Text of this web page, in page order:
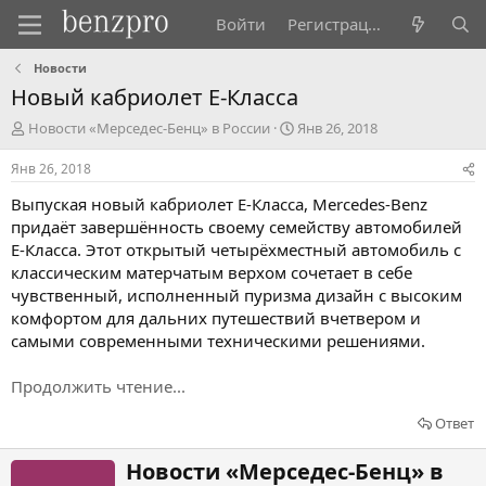
Войти Регистрация
Новости
Новый кабриолет Е-Класса
А
в
т
о
р
т
е
ы
Новости «Мерседес-Бенц» в России
Д
а
а
н
а
ч
л
а
Янв 26, 2018
Янв 26, 2018
Выпуская новый кабриолет Е-Класса, Mercedes-Benz
придаёт завершённость своему семейству автомобилей
Е-Класса. Этот открытый четырёхместный автомобиль с
классическим матерчатым верхом сочетает в себе
чувственный, исполненный пуризма дизайн с высоким
комфортом для дальних путешествий вчетвером и
самыми современными техническими решениями.
Продолжить чтение...
Ответ
Н
Новости «Мерседес-Бенц» в